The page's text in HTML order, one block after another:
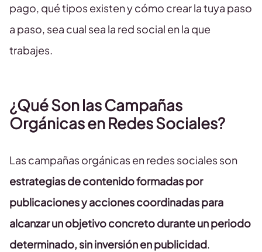
pago, qué tipos existen y cómo crear la tuya paso
a paso, sea cual sea la red social en la que
trabajes.
¿Qué Son las Campañas
Orgánicas en Redes Sociales?
Las campañas orgánicas en redes sociales son
estrategias de contenido formadas por
publicaciones y acciones coordinadas para
alcanzar un objetivo concreto durante un periodo
determinado, sin inversión en publicidad.